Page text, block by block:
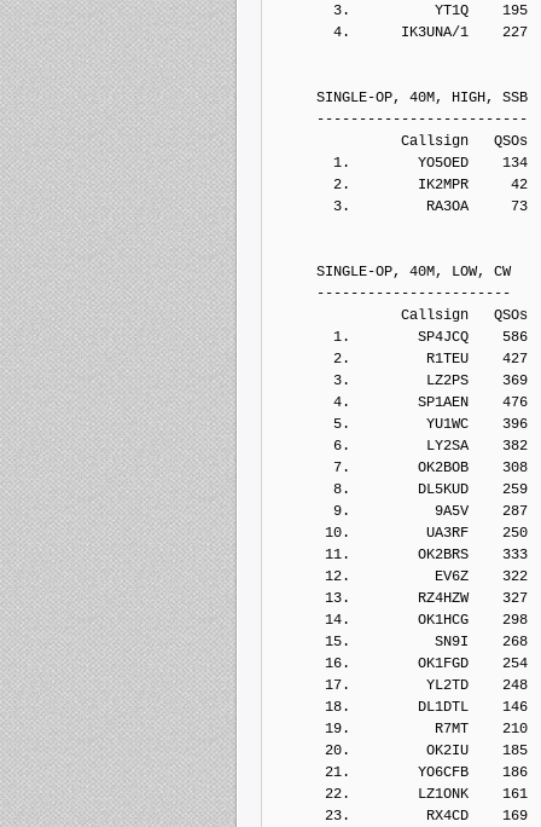
3.          YT1Q    195
4.      IK3UNA/1    227
SINGLE-OP, 40M, HIGH, SSB
-------------------------
Callsign   QSOs  Points
1.        YO5OED    134
2.        IK2MPR     42
3.         RA3OA     73
SINGLE-OP, 40M, LOW, CW
-----------------------
Callsign   QSOs  Points
1.        SP4JCQ    586
2.         R1TEU    427
3.         LZ2PS    369
4.        SP1AEN    476
5.         YU1WC    396
6.         LY2SA    382
7.        OK2BOB    308
8.        DL5KUD    259
9.          9A5V    287
10.         UA3RF    250
11.        OK2BRS    333
12.          EV6Z    322
13.        RZ4HZW    327
14.        OK1HCG    298
15.          SN9I    268
16.        OK1FGD    254
17.         YL2TD    248
18.        DL1DTL    146
19.          R7MT    210
20.         OK2IU    185
21.        YO6CFB    186
22.        LZ1ONK    161
23.         RX4CD    169